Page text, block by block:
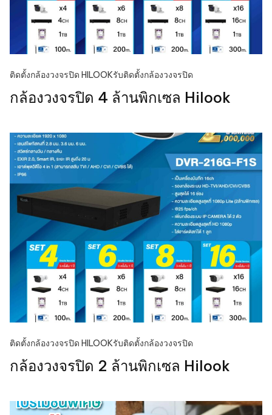
ติดตั้งกล้องวงจรปิด HILOOKรับติดตั้งกล้องวงจรปิด
กล้องวงจรปิด 4 ล้านพิกเซล Hilook
ติดตั้งกล้องวงจรปิด HILOOKรับติดตั้งกล้องวงจรปิด
กล้องวงจรปิด 2 ล้านพิกเซล Hilook